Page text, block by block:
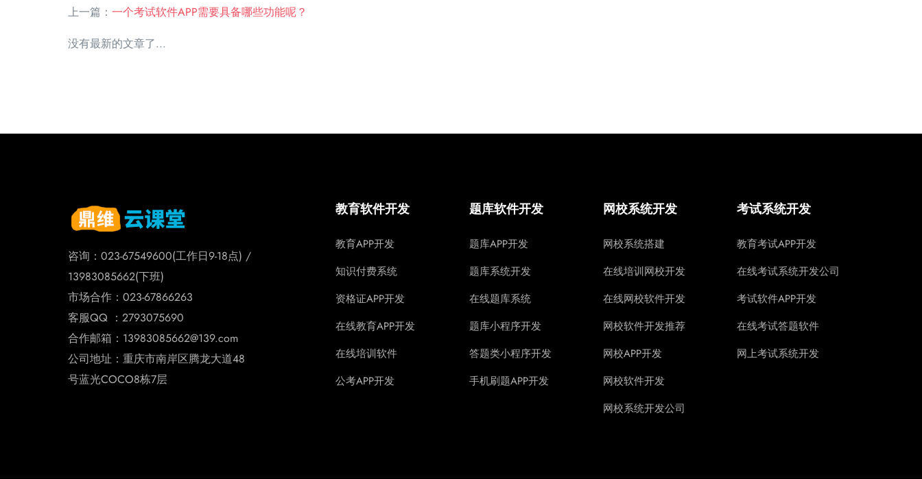
上一篇： 一个考试软件APP需要具备哪些功能呢？
没有最新的文章了...
咨询：023-67549600(工作日9-18点) /
13983085662(下班)
市场合作：023-67866263
客服QQ ：2793075690
合作邮箱：13983085662@139.com
公司地址：重庆市南岸区腾龙大道48
号蓝光COCO8栋7层
教育软件开发
教育APP开发
知识付费系统
资格证APP开发
在线教育APP开发
在线培训软件
公考APP开发
题库软件开发
题库APP开发
题库系统开发
在线题库系统
题库小程序开发
答题类小程序开发
手机刷题APP开发
网校系统开发
网校系统搭建
在线培训网校开发
在线网校软件开发
网校软件开发推荐
网校APP开发
网校软件开发
网校系统开发公司
考试系统开发
教育考试APP开发
在线考试系统开发公司
考试软件APP开发
在线考试答题软件
网上考试系统开发